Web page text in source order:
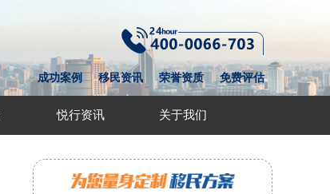
成功案例 移民资讯 荣誉资质 免费评估
悦行资讯 关于我们